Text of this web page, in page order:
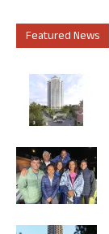
Featured News